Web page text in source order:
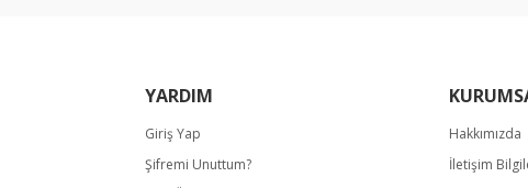
YARDIM
Giriş Yap
Şifremi Unuttum?
Hakkımızda
İletişim